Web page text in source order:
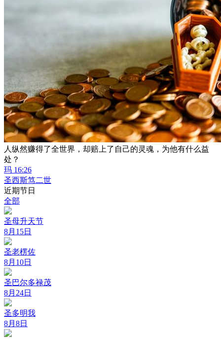
人纵然赚得了全世界，却赔上了自己的灵魂，为他有什么益
处？
玛 16:26
圣西斯笃二世
近期节日
全部
圣母升天节
8月15日
圣老楞佐
8月10日
圣巴尔多禄茂
8月24日
圣多明我
8月8日